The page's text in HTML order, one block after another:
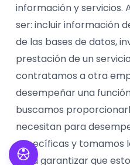
información y servicios.
ser: incluir información
de las bases de datos,
prestación de un
contratamos a otra
desempeñar una
buscamos
necesitan para
específicas y tomamos
para garantizar que